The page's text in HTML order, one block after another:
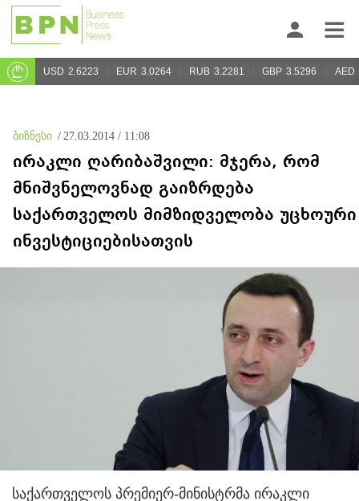
USD 2.6223 EUR 3.0264 RUB 3.2281 GBP 3.5296 AED
ბიზნესი / 27.03.2014 / 11:08
ირაკლი ღარიბაშვილი: მჯერა, რომ
მნიშვნელოვნად გაიზრდება
საქართველოს მიმზიდველობა უცხოური
ინვესტიციებისათვის
საქართველოს პრემიერ-მინისტრმა ირაკლი